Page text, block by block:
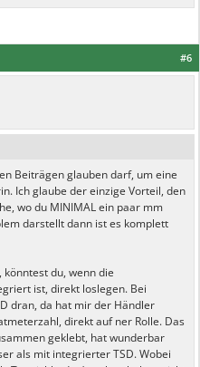
#6
Beiträgen glauben darf, um eine
Ich glaube der einzige Vorteil, den
wo du MINIMAL ein paar mm
darstellt dann ist es komplett
du, wenn die
ist, direkt loslegen. Bei
dran, da hat mir der Händler
direkt auf ner Rolle. Das
geklebt, hat wunderbar
als mit integrierter TSD. Wobei